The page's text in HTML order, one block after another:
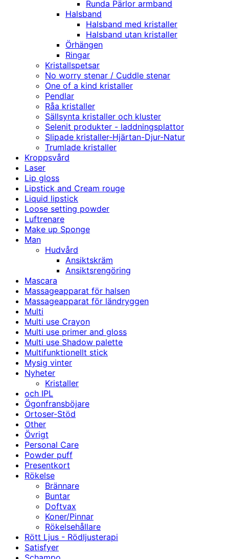
Runda Pärlor armband
Halsband
Halsband med kristaller
Halsband utan kristaller
Örhängen
Ringar
Kristallspetsar
No worry stenar / Cuddle stenar
One of a kind kristaller
Pendlar
Råa kristaller
Sällsynta kristaller och kluster
Selenit produkter - laddningsplattor
Slipade kristaller-Hjärtan-Djur-Natur
Trumlade kristaller
Kroppsvård
Laser
Lip gloss
Lipstick and Cream rouge
Liquid lipstick
Loose setting powder
Luftrenare
Make up Sponge
Man
Hudvård
Ansiktskräm
Ansiktsrengöring
Mascara
Massageapparat för halsen
Massageapparat för ländryggen
Multi
Multi use Crayon
Multi use primer and gloss
Multi use Shadow palette
Multifunktionellt stick
Mysig vinter
Nyheter
Kristaller
och IPL
Ögonfransböjare
Ortoser-Stöd
Other
Övrigt
Personal Care
Powder puff
Presentkort
Rökelse
Brännare
Buntar
Doftvax
Koner/Pinnar
Rökelsehållare
Rött Ljus - Rödljusterapi
Satisfyer